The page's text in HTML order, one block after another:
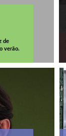
de
verão.